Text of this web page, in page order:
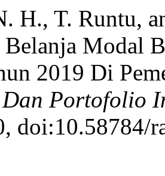
H., T. Runtu,
Belanja Modal
2019 Di
Portofolio
doi:10.58784/